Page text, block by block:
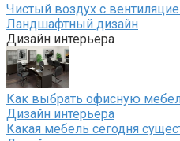
Чистый воздух с
Ландшафтный дизайн
Дизайн интерьера
Как выбрать офисную
Дизайн интерьера
Какая мебель сегодня